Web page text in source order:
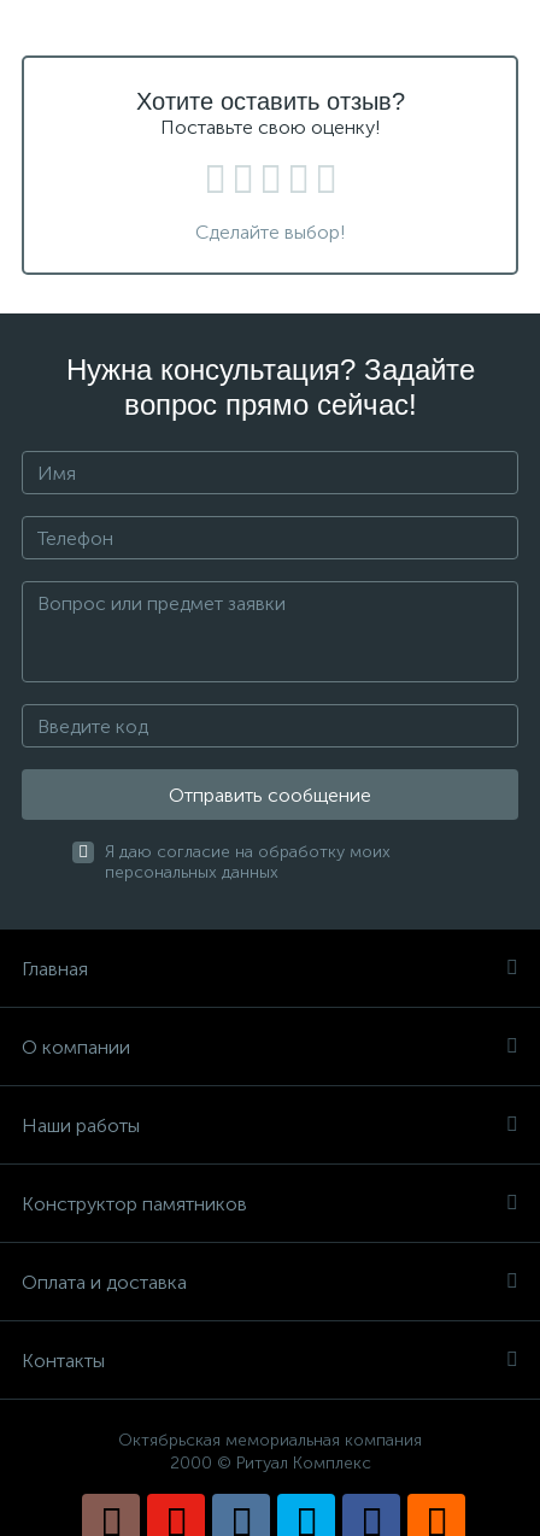
Хотите оставить отзыв?
Поставьте свою оценку!
Сделайте выбор!
Нужна консультация? Задайте
вопрос прямо сейчас!
Отправить сообщение
Я даю согласие на обработку моих
персональных данных
Главная
О компании
Наши работы
Конструктор памятников
Оплата и доставка
Контакты
Октябрьская мемориальная компания
2000 © Ритуал Комплекс